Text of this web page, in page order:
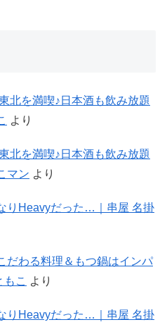
北を満喫♪日本酒も飲み放題
より
北を満喫♪日本酒も飲み放題
マン より
りHeavyだった…｜串屋 名掛
だわる料理＆もつ鍋はインパ
もこ より
りHeavyだった…｜串屋 名掛